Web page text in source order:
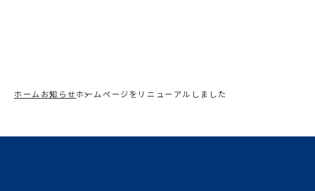
ホーム お知らせホームページをリニューアルしました